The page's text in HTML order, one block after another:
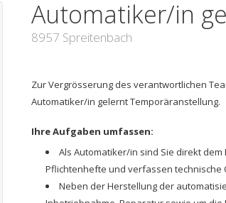
Automatiker/in
8957 Spreitenbach
Zur Vergrösserung des verantwortlichen
Automatiker/in gelernt Temporäranstellung.
Ihre Aufgaben umfassen:
Als Automatiker/in sind Sie direkt
Pflichtenhefte und verfassen technische
Neben der Herstellung der